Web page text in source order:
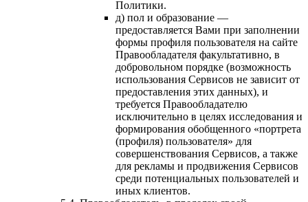
Политики.
д) пол и образование —
предоставляется Вами при заполнении
формы профиля пользователя на сайте
Правообладателя факультативно, в
добровольном порядке (возможность
использования Сервисов не зависит от
предоставления этих данных), и
требуется Правообладателю
исключительно в целях исследования и
формирования обобщенного «портрета
(профиля) пользователя» для
совершенствования Сервисов, а также
для рекламы и продвижения Сервисов
среди потенциальных пользователей и
иных клиентов.